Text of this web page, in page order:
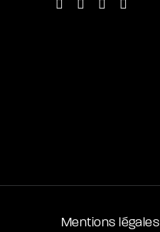
Mentions légales